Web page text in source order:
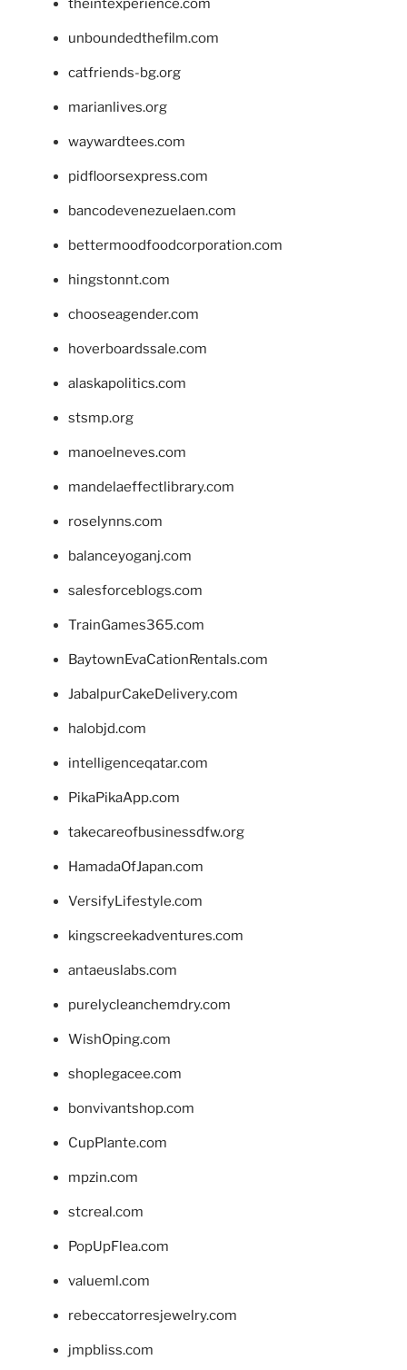
theintexperience.com
unboundedthefilm.com
catfriends-bg.org
marianlives.org
waywardtees.com
pidfloorsexpress.com
bancodevenezuelaen.com
bettermoodfoodcorporation.com
hingstonnt.com
chooseagender.com
hoverboardssale.com
alaskapolitics.com
stsmp.org
manoelneves.com
mandelaeffectlibrary.com
roselynns.com
balanceyoganj.com
salesforceblogs.com
TrainGames365.com
BaytownEvaCationRentals.com
JabalpurCakeDelivery.com
halobjd.com
intelligenceqatar.com
PikaPikaApp.com
takecareofbusinessdfw.org
HamadaOfJapan.com
VersifyLifestyle.com
kingscreekadventures.com
antaeuslabs.com
purelycleanchemdry.com
WishOping.com
shoplegacee.com
bonvivantshop.com
CupPlante.com
mpzin.com
stcreal.com
PopUpFlea.com
valueml.com
rebeccatorresjewelry.com
jmpbliss.com